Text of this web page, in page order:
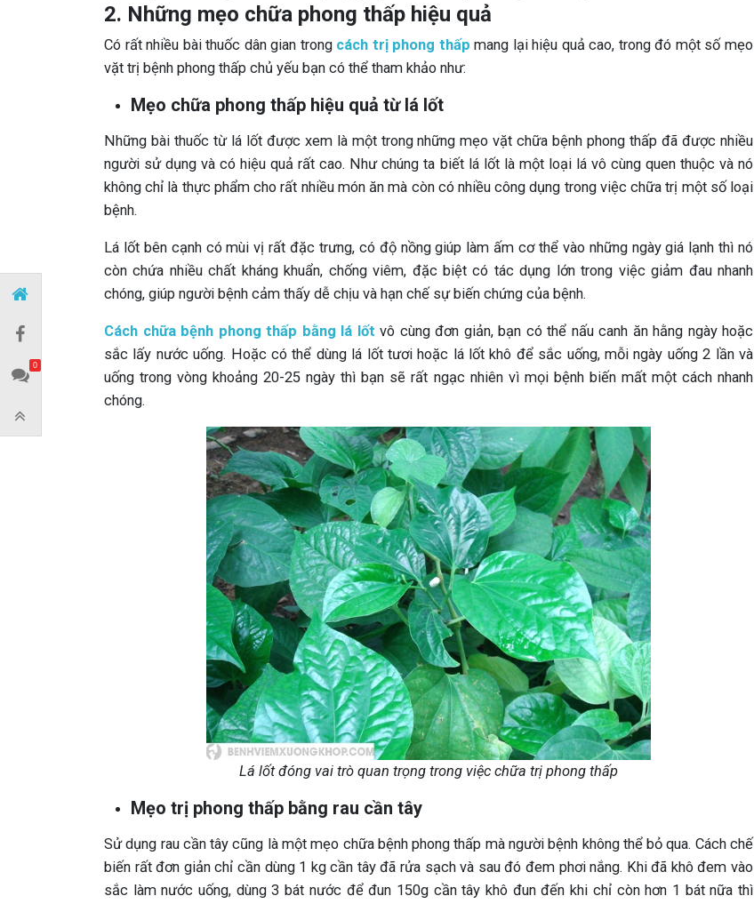
2. Những mẹo chữa phong thấp hiệu quả
Có rất nhiều bài thuốc dân gian trong cách trị phong thấp mang lại hiệu quả cao, trong đó một số mẹo
vặt trị bệnh phong thấp chủ yếu bạn có thể tham khảo như:
Mẹo chữa phong thấp hiệu quả từ lá lốt
Những bài thuốc từ lá lốt được xem là một trong những mẹo vặt chữa bệnh phong thấp đã được nhiều
người sử dụng và có hiệu quả rất cao. Như chúng ta biết lá lốt là một loại lá vô cùng quen thuộc và nó
không chỉ là thực phẩm cho rất nhiều món ăn mà còn có nhiều công dụng trong việc chữa trị một số loại
bệnh.
Lá lốt bên cạnh có mùi vị rất đặc trưng, có độ nồng giúp làm ấm cơ thể vào những ngày giá lạnh thì nó
còn chứa nhiều chất kháng khuẩn, chống viêm, đặc biệt có tác dụng lớn trong việc giảm đau nhanh
chóng, giúp người bệnh cảm thấy dễ chịu và hạn chế sự biến chứng của bệnh.
Cách chữa bệnh phong thấp bằng lá lốt vô cùng đơn giản, bạn có thể nấu canh ăn hằng ngày hoặc
sắc lấy nước uống. Hoặc có thể dùng lá lốt tươi hoặc lá lốt khô để sắc uống, mỗi ngày uống 2 lần và
uống trong vòng khoảng 20-25 ngày thì bạn sẽ rất ngạc nhiên vì mọi bệnh biến mất một cách nhanh
chóng.
Lá lốt đóng vai trò quan trọng trong việc chữa trị phong thấp
Mẹo trị phong thấp bằng rau cần tây
Sử dụng rau cần tây cũng là một mẹo chữa bệnh phong thấp mà người bệnh không thể bỏ qua. Cách chế
biến rất đơn giản chỉ cần dùng 1 kg cần tây đã rửa sạch và sau đó đem phơi nắng. Khi đã khô đem vào
sắc làm nước uống, dùng 3 bát nước để đun 150g cần tây khô đun đến khi chỉ còn hơn 1 bát nữa thì
0